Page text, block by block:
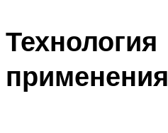
Технология
применения